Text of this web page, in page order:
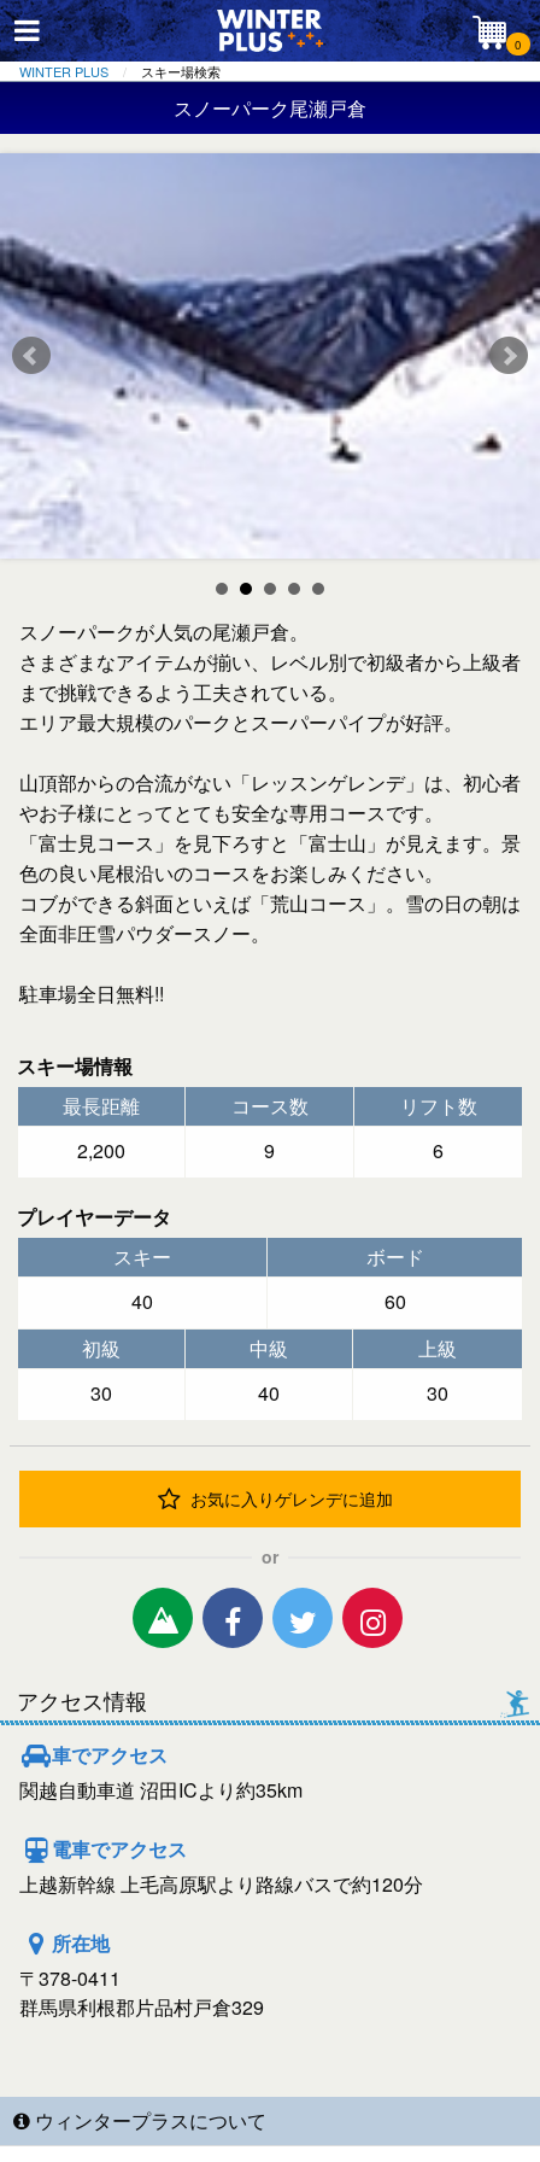
0
WINTER PLUS スキー場検索
スノーパーク尾瀬戸倉
スノーパークが人気の尾瀬戸倉。
さまざまなアイテムが揃い、レベル別で初級者から上級者
まで挑戦できるよう工夫されている。
エリア最大規模のパークとスーパーパイプが好評。
山頂部からの合流がない「レッスンゲレンデ」は、初心者
やお子様にとってとても安全な専用コースです。
「富士見コース」を見下ろすと「富士山」が見えます。景
色の良い尾根沿いのコースをお楽しみください。
コブができる斜面といえば「荒山コース」。雪の日の朝は
全面非圧雪パウダースノー。
駐車場全日無料!!
スキー場情報
最長距離
コース数
リフト数
2,200
9 6
プレイヤーデータ
スキー
ボード
40
60
初級
中級
上級
30
40 30
お気に入りゲレンデに追加
or
アクセス情報
車でアクセス
関越自動車道 沼田ICより約35km
電車でアクセス
上越新幹線 上毛高原駅より路線バスで約120分
所在地
〒378-0411
群馬県利根郡片品村戸倉329
ウィンタープラスについて